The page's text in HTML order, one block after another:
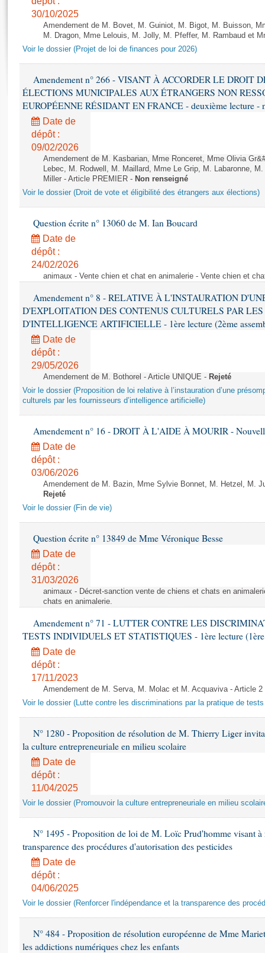
Textes adoptés
Rapports d'information
Rapports d'enquête
Rapports sur l'application des lois
Baromètre de l’application des lois
Dossiers législatifs
Budget et sécurité sociale
Questions écrites et orales
Comptes rendus des débats
Anciennes législatures
Liens vers les sites publics
30/10/2025
Amendement de M. Bovet, M. Guiniot, M. Bigot, M. Buisson,
M. Dragon, Mme Lelouis, M. Jolly, M. Pfeffer, M. Rambaud et
Voir le dossier (Projet de loi de finances pour 2026)
Amendement n° 266 - VISANT À ACCORDER LE DROIT
ÉLECTIONS MUNICIPALES AUX ÉTRANGERS NON
EUROPÉENNE RÉSIDANT EN FRANCE - deuxième lecture -
Date de
dépôt :
09/02/2026
Amendement de M. Kasbarian, Mme Ronceret, Mme Olivia
Lebec, M. Rodwell, M. Maillard, Mme Le Grip, M. Labaronne,
Miller - Article PREMIER - Non renseigné
Voir le dossier (Droit de vote et éligibilité des étrangers aux élections)
Question écrite n° 13060 de M. Ian Boucard
Date de
dépôt :
24/02/2026
animaux - Vente chien et chat en animalerie - Vente chien et
Amendement n° 8 - RELATIVE À L'INSTAURATION
D'EXPLOITATION DES CONTENUS CULTURELS PAR LES
D'INTELLIGENCE ARTIFICIELLE - 1ère lecture (2ème
Date de
dépôt :
29/05/2026
Amendement de M. Bothorel - Article UNIQUE - Rejeté
Voir le dossier (Proposition de loi relative à l’instauration d’une
culturels par les fournisseurs d’intelligence artificielle)
Amendement n° 16 - DROIT À L'AIDE À MOURIR -
Date de
dépôt :
03/06/2026
Amendement de M. Bazin, Mme Sylvie Bonnet, M. Hetzel, M.
Rejeté
Voir le dossier (Fin de vie)
Question écrite n° 13849 de Mme Véronique Besse
Date de
dépôt :
31/03/2026
animaux - Décret-sanction vente de chiens et chats en
chats en animalerie.
Amendement n° 71 - LUTTER CONTRE LES
TESTS INDIVIDUELS ET STATISTIQUES - 1ère lecture (1ère
Date de
dépôt :
17/11/2023
Amendement de M. Serva, M. Molac et M. Acquaviva - Article
Voir le dossier (Lutte contre les discriminations par la pratique de
N° 1280 - Proposition de résolution de M. Thierry Liger
la culture entrepreneuriale en milieu scolaire
Date de
dépôt :
11/04/2025
Voir le dossier (Promouvoir la culture entrepreneuriale en milieu
N° 1495 - Proposition de loi de M. Loïc Prud'homme visant à
transparence des procédures d'autorisation des pesticides
Date de
dépôt :
04/06/2025
Voir le dossier (Renforcer l'indépendance et la transparence des
N° 484 - Proposition de résolution européenne de Mme
les addictions numériques chez les enfants